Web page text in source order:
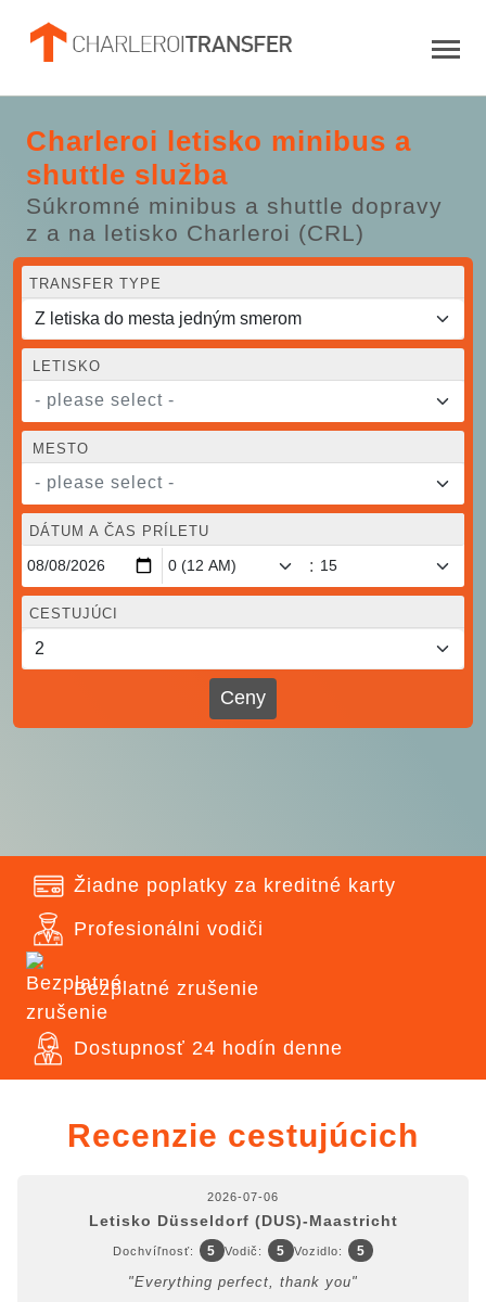
Charleroi letisko minibus a
shuttle služba
Súkromné minibus a shuttle dopravy
z a na letisko Charleroi (CRL)
TRANSFER TYPE
LETISKO
- please select -
MESTO
- please select -
DÁTUM A ČAS PRÍLETU
:
CESTUJÚCI
Ceny
Žiadne poplatky za kreditné karty
Profesionálni vodiči
Bezplatné zrušenie
Dostupnosť 24 hodín denne
Recenzie cestujúcich
2026-07-06
Letisko Düsseldorf (DUS)-Maastricht
Dochvíľnosť: 5 Vodič: 5 Vozidlo: 5
"Everything perfect, thank you"